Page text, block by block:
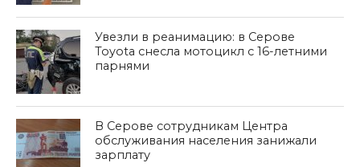
Увезли в реанимацию: в Серове
Toyota снесла мотоцикл с 16-летними
парнями
В Серове сотрудникам Центра
обслуживания населения занижали
зарплату